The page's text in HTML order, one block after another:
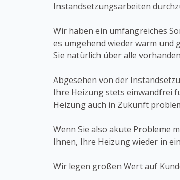
Instandsetzungsarbeiten
Wir haben ein umfangreiches
es umgehend wieder warm und
Sie natürlich über alle
Abgesehen von der
Ihre Heizung stets einwandfrei
Heizung auch in Zukunft
Wenn Sie also akute Probleme
Ihnen, Ihre Heizung wieder in
Wir legen großen Wert auf